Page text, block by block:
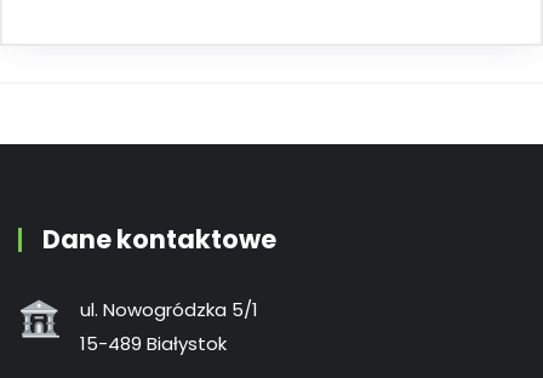
Dane kontaktowe
ul. Nowogródzka 5/1
15-489 Białystok